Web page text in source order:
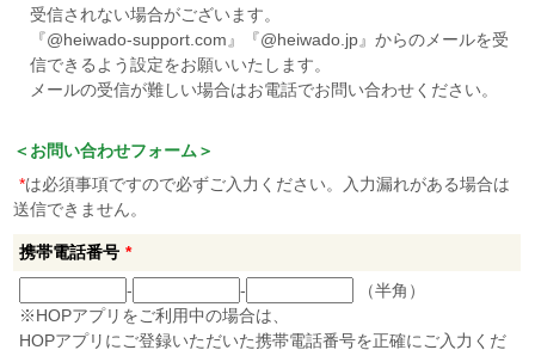
受信されない場合がございます。
『@heiwado-support.com』『@heiwado.jp』からのメールを受
信できるよう設定をお願いいたします。
メールの受信が難しい場合はお電話でお問い合わせください。
＜お問い合わせフォーム＞
*は必須事項ですので必ずご入力ください。入力漏れがある場合は
送信できません。
携帯電話番号 *
-
-
（半角）
※HOPアプリをご利用中の場合は、
HOPアプリにご登録いただいた携帯電話番号を正確にご入力くだ